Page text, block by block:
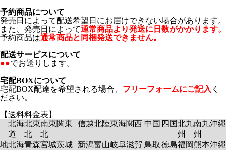
予約商品について
発売日によって配送希望日にお届けできない場合があります。
また、発売日によって通常商品より発送に日数がかかります。
予約商品は通常商品と同梱発送できません。
配送サービスについて
●●でお送りします。
宅配BOXについて
宅配BOX配達を希望される場合、 フリーフォームにご記入 く
ださい。
【送料料金表】
北海
道
北東
北
南東
北
関東 信越北陸東海関西 中国 四国北九
州
南九
州
沖縄
地北海青森宮城茨城
新潟富山岐阜滋賀 鳥取 徳島福岡熊本沖縄